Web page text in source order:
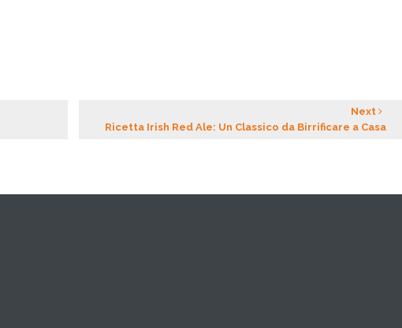
Next
Ricetta Irish Red Ale: Un Classico da Birrificare a Casa